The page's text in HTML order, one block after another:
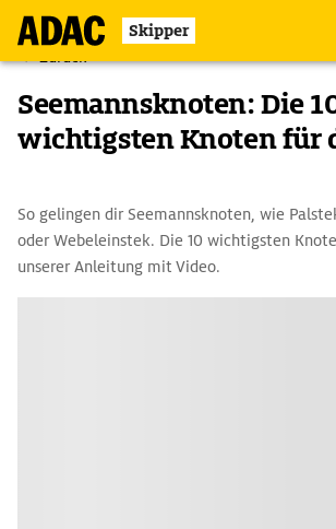
Skipper
Zurück
Seemannsknoten: Die
wichtigsten Knoten für
So gelingen dir Seemannsknoten, wie
oder Webeleinstek. Die 10 wichtigsten
unserer Anleitung mit Video.